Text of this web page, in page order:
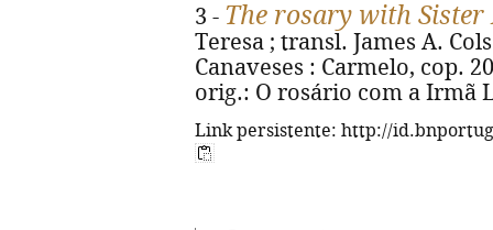
3 - The rosary with Sister
Teresa ; transl. James A.
Canaveses : Carmelo, cop.
orig.: O rosário com a Irmã
Link persistente: http://